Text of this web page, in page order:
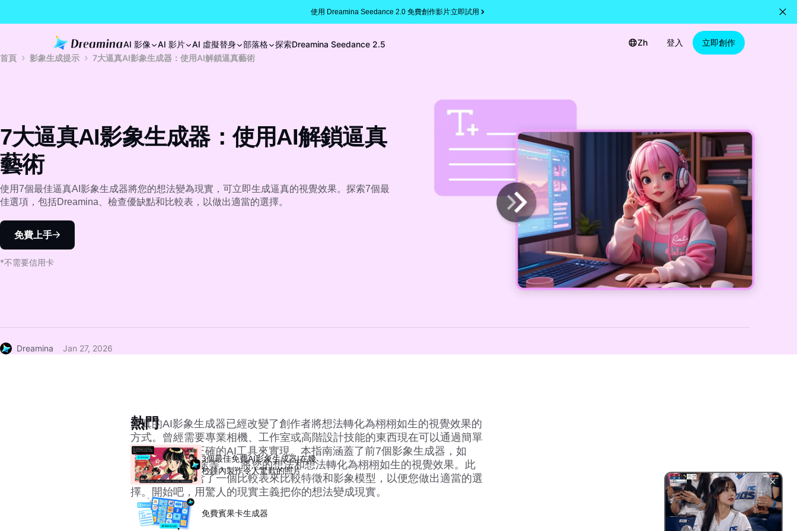
使用 Dreamina Seedance 2.0 免費創作影片立即試用
AI 影像 AI 影片 AI 虛擬替身 部落格 探索Dreamina Seedance 2.5 Zh 登入
立即創作
首頁
影象生成提示 7大逼真AI影象生成器：使用AI解鎖逼真藝術
7大逼真AI影象生成器：使用AI解鎖逼真
藝術
使用7個最佳逼真AI影象生成器將您的想法變為現實，可立即生成逼真的視覺效果。探索7個最
佳選項，包括Dreamina、檢查優缺點和比較表，以做出適當的選擇。
免費上手
*不需要信用卡
Dreamina Jan 27, 2026
逼真的AI影象生成器已經改變了創作者將想法轉化為栩栩如生的視覺效果的
方式。曾經需要專業相機、工作室或高階設計技能的東西現在可以通過簡單
的文字提示和正確的AI工具來實現。本指南涵蓋了前7個影象生成器，如
Dreamina、中途等。，將您的想法和想法轉化為栩栩如生的視覺效果。此
外，我們還包含了一個比較表來比較特徵和影象模型，以便您做出適當的選
擇。開始吧，用驚人的現實主義把你的想法變成現實。
熱門
3個最佳免費AI影象生成器|在幾
秒鐘內製作令人驚歎的照片
免費賓果卡生成器